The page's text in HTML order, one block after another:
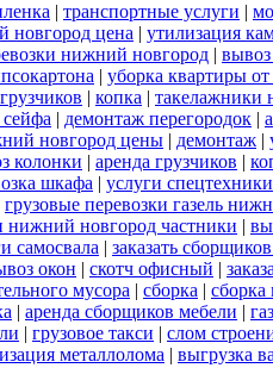
| транспортные услуги |
новгород цена | утилизация
нижний новгород |
| уборка квартиры от
| копка | такелажники
сейфа | демонтаж перегородок |
новгород цены | демонтаж |
колонки | аренда грузчиков |
шкафа | услуги спецтехники
грузовые перевозки газель
нижний новгород частники |
самосвала | заказать
окон | скотч офисный |
мусора | сборка | сборка
| аренда сборщиков мебели |
| грузовое такси | слом
металлолома | выгрузка